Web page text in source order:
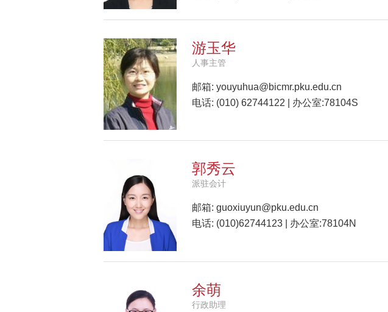
游玉华
人事主管
邮箱: youyuhua@bicmr.pku.edu.cn
电话: (010) 62744122 | 办公室:78104S
郭秀云
派驻会计
邮箱: guoxiuyun@pku.edu.cn
电话: (010)62744123 | 办公室:78104N
余萌
行政助理